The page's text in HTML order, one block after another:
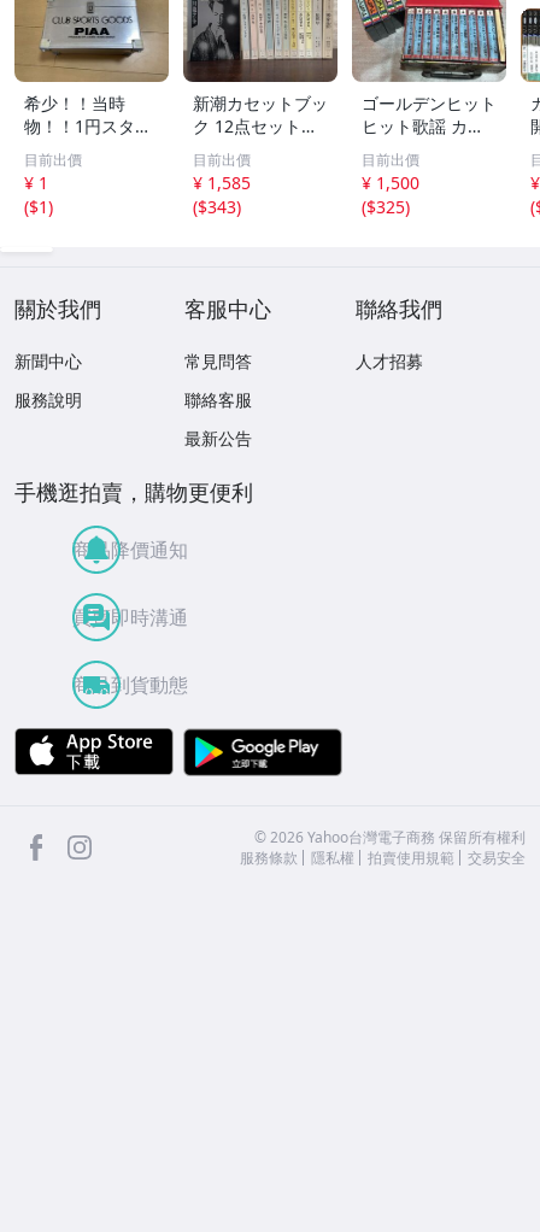
希少！！当時
物！！1円スター
ト売り切り！！PI
AA CLUB SPORT
S GOODS アルミ
ケース 収納
目前出價
¥ 1
($1)
新潮カセットブッ
ク 12点セット
【三島由紀夫／森
外／太宰治／芥川
龍之介／谷崎潤一
郎／宮沢賢治／
目前出價
¥ 1,585
($343)
ゴールデンヒット
ヒット歌謡 カラ
オケ カセットテ
ープ まとめ昭和
レトロ 邦楽 童謡
演歌 17点
目前出價
¥ 1,500
($325)
(
關於我們
新聞中心
服務說明
客服中心
常見問答
聯絡客服
最新公告
聯絡我們
人才招募
手機逛拍賣，購物更便利
商品降價通知
買賣即時溝通
商品到貨動態
APP Store
facebook ©2026 Yahoo台灣電子商務 保留所有權利
服務條款
隱私權 拍賣使用規範 交易安全